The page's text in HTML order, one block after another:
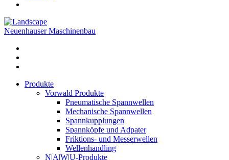
Neuenhauser Maschinenbau
Produkte
Vorwald Produkte
Pneumatische Spannwellen
Mechanische Spannwellen
Spannkupplungen
Spannköpfe und Adpater
Friktions- und Messerwellen
Wellenhandling
N|A|W|U-Produkte